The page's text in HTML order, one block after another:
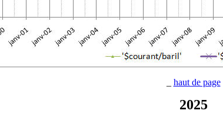
haut de page
2025